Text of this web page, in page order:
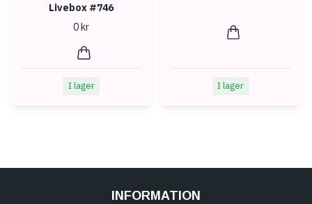
Livebox #746
0 kr
I lager I lager
INFORMATION